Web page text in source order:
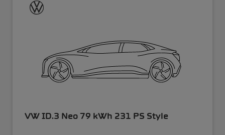
VW ID.3 Neo 79 kWh 231 PS Style